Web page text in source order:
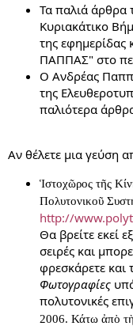
Τα παλιά
Κυριακάτικο
της
ΠΑΠΠΑΣ" στο
Ο Ανδρέας
της
παλιότερα
Αν θέλετε μια γεύση
Ἱστοχῶρος τῆς
Πολυτονικοῦ
http://
Θα βρείτε εκεί
σειρές και
φρεσκάρετε και
Φωτογραφίες
πολυτονικές
2006. Κάτω ἀπὸ